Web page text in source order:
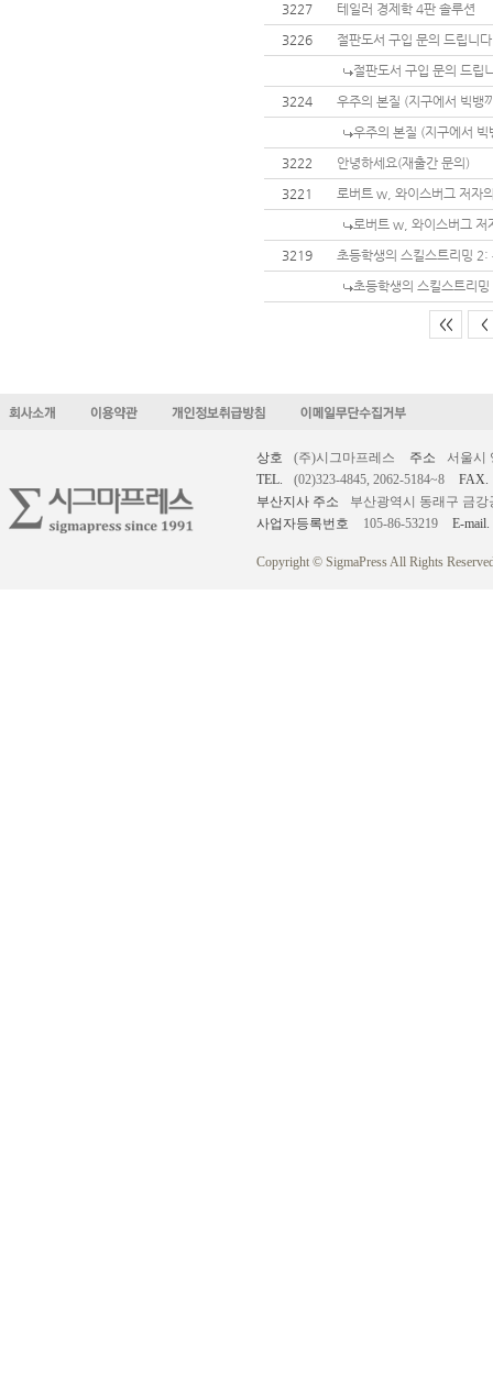
3227
테일러 경제학 4판 솔루션
3226
절판도서 구입 문의 드립니
절판도서 구입 문의 드립
3224
우주의 본질 (지구에서 빅뱅
우주의 본질 (지구에서
3222
안녕하세요(재출간 문의)
3221
로버트 w, 와이스버그 저자
로버트 w, 와이스버그
3219
초등학생의 스킬스트리밍 2:
초등학생의 스킬스트리
<< <
상호 (주)시그마프레스 주소
서울시
TEL.
(02)323-4845, 2062-5184~8
FAX.
부산지사 주소
부산광역시 동래구 금강
사업자등록번호
105-86-53219 E-mail.
Copyright © SigmaPress All Rights